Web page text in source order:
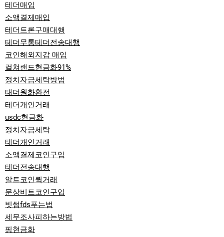
테더매입
소액결제매입
테더트론구매대행
테더무통테더전송대행
코인해외지갑 매입
컬쳐랜드현금화91%
정치자금세탁방법
태더원화환전
테더개인거래
usdc현금화
정치자금세탁
테더개인거래
소액결제코인구입
테더전송대행
알트코인퀵거래
문상비트코인구입
빗썸fds푸는법
세무조사피하는방법
핑현금화